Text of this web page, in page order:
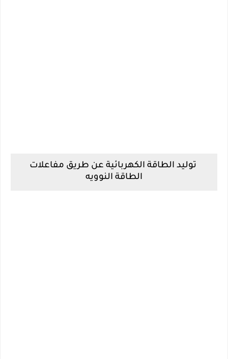
توليد الطاقة الكهربائية عن طريق مفاعلات
الطاقة النوويه